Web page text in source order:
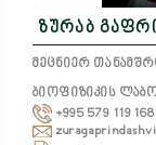
ზურაბ
მეცნიერ
ბიოფიზიკის
+995 579 119 168